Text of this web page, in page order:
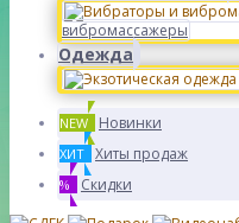
вибромассажеры
Одежда
NEW Новинки
ХИТ Хиты продаж
% Скидки